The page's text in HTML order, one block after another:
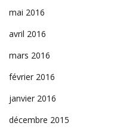
mai 2016
avril 2016
mars 2016
février 2016
janvier 2016
décembre 2015